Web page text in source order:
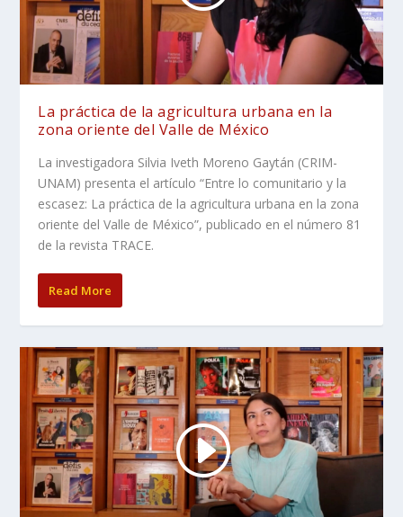
La práctica de la agricultura urbana en la
zona oriente del Valle de México
La investigadora Silvia Iveth Moreno Gaytán (CRIM-
UNAM) presenta el artículo “Entre lo comunitario y la
escasez: La práctica de la agricultura urbana en la zona
oriente del Valle de México”, publicado en el número 81
de la revista TRACE.
Read More